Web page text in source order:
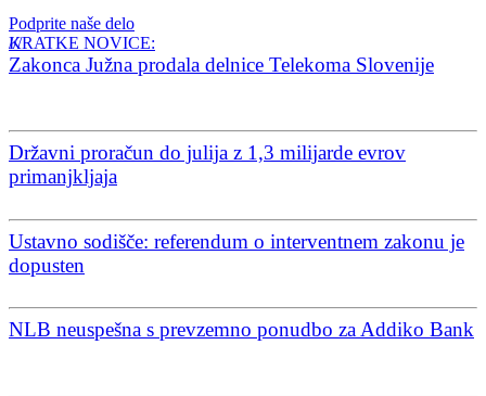
Podprite naše delo
KRATKE NOVICE:
Zakonca Južna prodala delnice Telekoma Slovenije
Državni proračun do julija z 1,3 milijarde evrov
primanjkljaja
Ustavno sodišče: referendum o interventnem zakonu je
dopusten
NLB neuspešna s prevzemno ponudbo za Addiko Bank